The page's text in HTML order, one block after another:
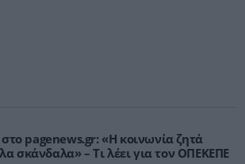
pagenews.gr: «Η κοινωνία ζητά
σκάνδαλα» – Τι λέει για τον ΟΠΕΚΕΠΕ